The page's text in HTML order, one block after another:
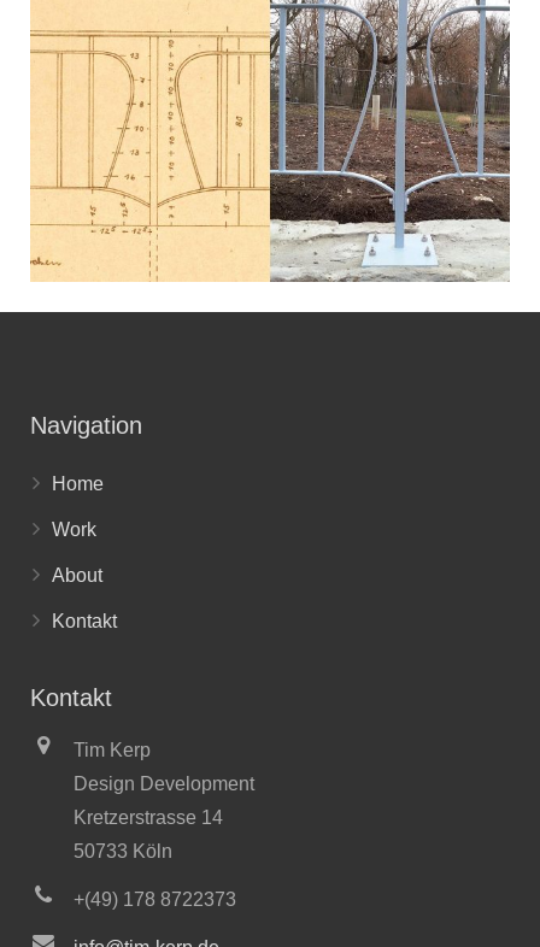
Navigation
Home
Work
About
Kontakt
Kontakt
Tim Kerp
Design Development
Kretzerstrasse 14
50733 Köln
+(49) 178 8722373